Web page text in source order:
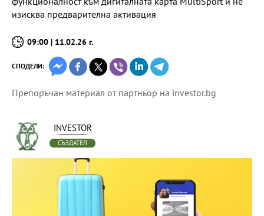
изисква предварителна активация
09:00 | 11.02.26 г.
СПОДЕЛИ:
Препоръчан материал от партньор на investor.bg
INVESTOR
СЪЗДАТЕЛ